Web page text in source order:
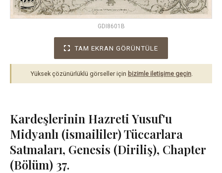
GDI8601B
TAM EKRAN GÖRÜNTÜLE
Yüksek çözünürlüklü görseller için bizimle iletişime geçin
Kardeşlerinin Hazreti Yusuf'u
Midyanlı (ismaililer) Tüccarlara
Satmaları, Genesis (Diriliş), Chapter
(Bölüm) 37.